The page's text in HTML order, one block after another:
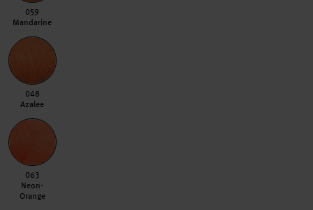
059 Mandarine
059
Mandarine
048 Azalee
048
Azalee
063 Neon-Orange
063
Neon-
Orange